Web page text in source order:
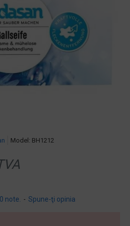
Model: BH1212
note. - Spune-ţi opinia